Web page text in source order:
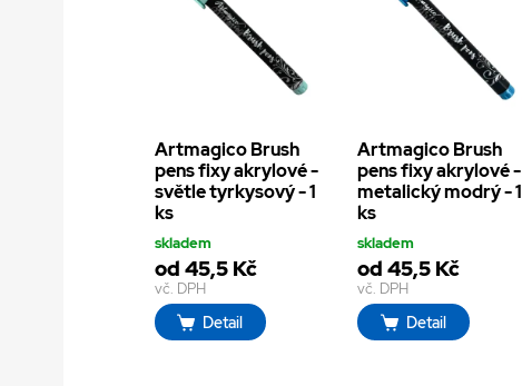
Artmagico Brush
pens fixy akrylové -
světle tyrkysový - 1
ks
skladem
od 45,5 Kč
vč. DPH
Detail
Artmagico Brush
pens fixy akrylové -
metalický modrý - 1
ks
skladem
od 45,5 Kč
vč. DPH
Detail